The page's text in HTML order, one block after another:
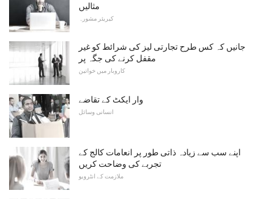
مثالیں
کیریئر مشورہ
جانیں کہ کس طرح تجارتی لیز کی شرائط کو غیر
مقفل کرنے کی جگہ پر
کاروبار میں خواتین
وار ایکٹ کے تقاضے
انسانی وسائل
اپنے سب سے زیادہ ذاتی طور پر انعامات کالج کے
تجربے کی وضاحت کریں
ملازمت کے انٹرویو